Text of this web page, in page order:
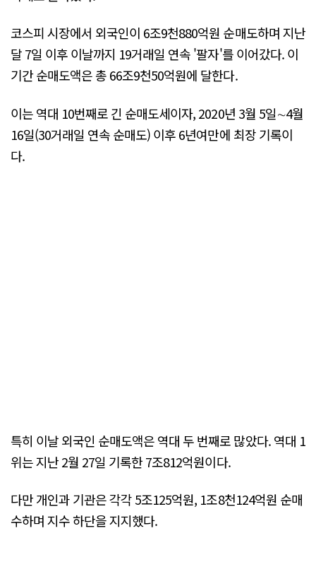
코스피 시장에서 외국인이 6조9천880억원 순매도하며 지난
달 7일 이후 이날까지 19거래일 연속 '팔자'를 이어갔다. 이
기간 순매도액은 총 66조9천50억원에 달한다.
이는 역대 10번째로 긴 순매도세이자, 2020년 3월 5일∼4월
16일(30거래일 연속 순매도) 이후 6년여만에 최장 기록이
다.
특히 이날 외국인 순매도액은 역대 두 번째로 많았다. 역대 1
위는 지난 2월 27일 기록한 7조812억원이다.
다만 개인과 기관은 각각 5조125억원, 1조8천124억원 순매
수하며 지수 하단을 지지했다.